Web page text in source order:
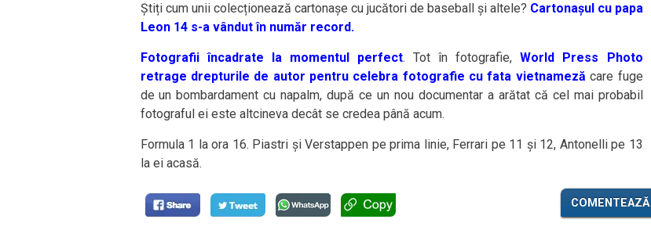
Știți cum unii colecționează cartonașe cu jucători de baseball și altele? Cartonașul cu papa
Leon 14 s-a vândut în număr record.
Fotografii încadrate la momentul perfect. Tot în fotografie,World Press Photo
retrage drepturile de autor pentru celebra fotografie cu fata vietnameză care fuge
de un bombardament cu napalm, după ce un nou documentar a arătat că cel mai probabil
fotograful ei este altcineva decât se credea până acum.
Formula 1 la ora 16. Piastri și Verstappen pe prima linie, Ferrari pe 11 și 12, Antonelli pe 13
la ei acasă.
COMENTEAZĂ